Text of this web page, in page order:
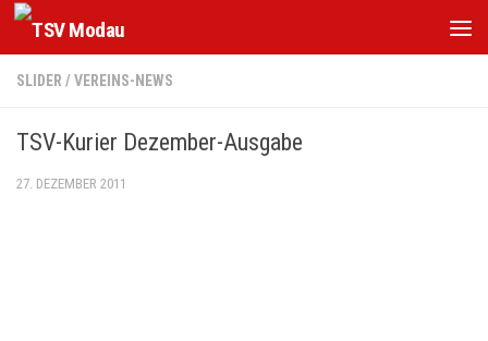
Zum Inhalt springen
SLIDER / VEREINS-NEWS
TSV-Kurier Dezember-Ausgabe
27. DEZEMBER 2011